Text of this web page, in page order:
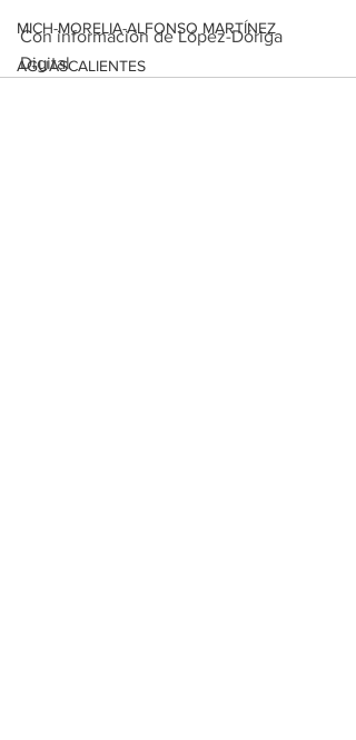
MICH-MORELIA-ALFONSO MARTÍNEZ
AGUASCALIENTES
Con información de López-Dóriga
Digital